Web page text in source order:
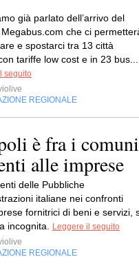
già parlato dell’arrivo del
che ci
e spostarci tra 13 città
tariffe low cost e in 23 bus...
seguito
REGIONALE
è fra i comuni
alle imprese
delle Pubbliche
italiane nei confronti
fornitrici di beni e servizi,
incognita.
Leggere il seguito
REGIONALE